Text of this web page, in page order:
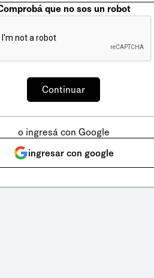
que no sos un robot
o ingresá con Google
ingresar con google